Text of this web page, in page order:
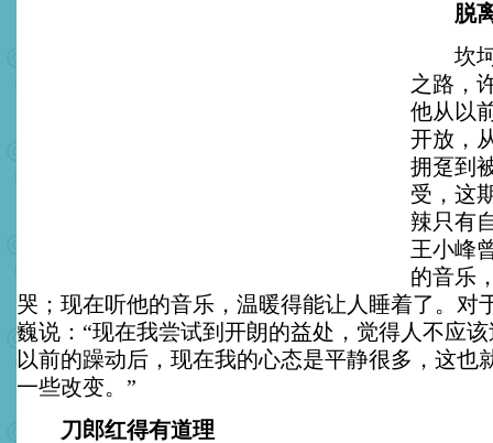
脱
坎坷
之路，
他从以
开放，
拥趸到
受，这
辣只有
王小峰
的音乐
哭；现在听他的音乐，温暖得能让人睡着了。对
巍说：“现在我尝试到开朗的益处，觉得人不应
以前的躁动后，现在我的心态是平静很多，这也
一些改变。”
刀郎红得有道理